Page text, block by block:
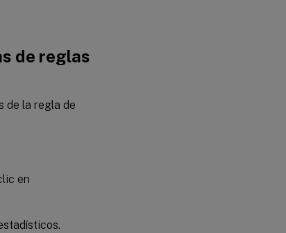
de reglas
de la regla de
en